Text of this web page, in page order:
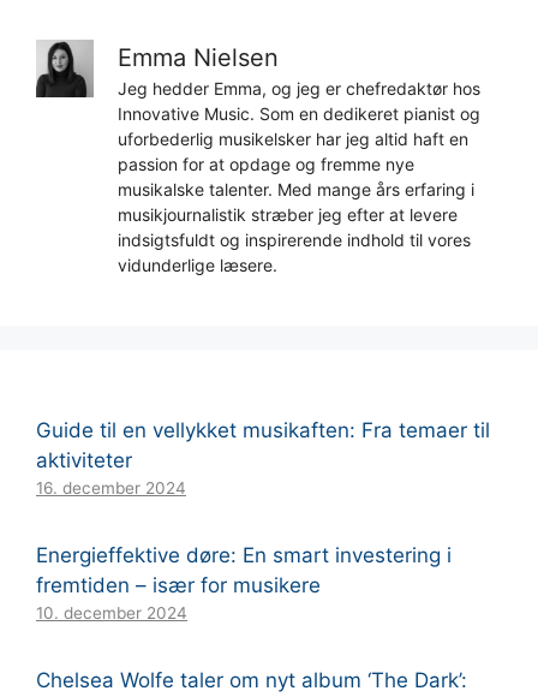
Emma Nielsen
Jeg hedder Emma, og jeg er chefredaktør hos
Innovative Music. Som en dedikeret pianist og
uforbederlig musikelsker har jeg altid haft en
passion for at opdage og fremme nye
musikalske talenter. Med mange års erfaring i
musikjournalistik stræber jeg efter at levere
indsigtsfuldt og inspirerende indhold til vores
vidunderlige læsere.
Guide til en vellykket musikaften: Fra temaer til
aktiviteter
16. december 2024
Energieffektive døre: En smart investering i
fremtiden – især for musikere
10. december 2024
Chelsea Wolfe taler om nyt album ‘The Dark’: